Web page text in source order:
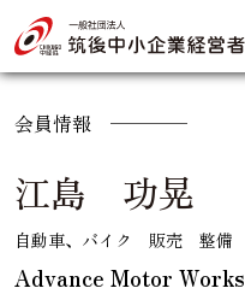
会員情報
江島 功晃
自動車、バイク 販売 整備
Advance Motor Works